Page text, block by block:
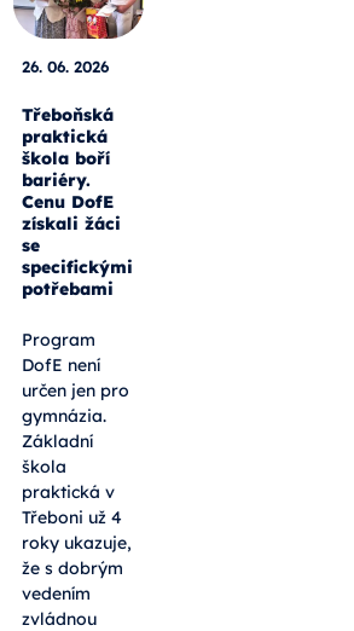
26. 06. 2026
Třeboňská
praktická
škola boří
bariéry.
Cenu DofE
získali žáci
se
specifickými
potřebami
Program
DofE není
určen jen pro
gymnázia.
Základní
škola
praktická v
Třeboni už 4
roky ukazuje,
že s dobrým
vedením
zvládnou